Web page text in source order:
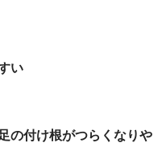
い
の付け根がつらくなりや